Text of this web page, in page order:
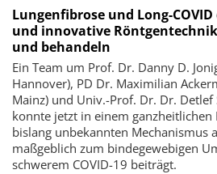
Lungenfibrose und Long-
und innovative
und behandeln
Ein Team um Prof. Dr. Danny D.
Hannover), PD Dr. Maximilian
Mainz) und Univ.-Prof. Dr. Dr. Detlef
konnte jetzt in einem ganzheitlichen
bislang unbekannten Mechanismus
maßgeblich zum bindegewebigen
schwerem COVID-19 beiträgt.